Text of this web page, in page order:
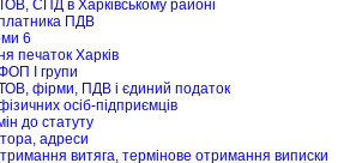
СПД в Харківському районі
ПДВ
6
печаток Харків
I групи
фірми, ПДВ і єдиний податок
осіб-підприємців
до статуту
адреси
витяга, термінове отримання виписки